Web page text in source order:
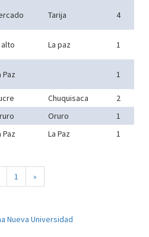
Tarija
4
alto La paz
1
Paz
1
Chuquisaca
2
Oruro
1
Paz La Paz 1
1 »
Nueva Universidad